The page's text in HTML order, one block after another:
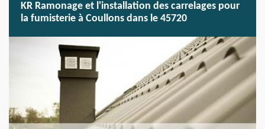
KR Ramonage et l'installation des carrelages pour
la fumisterie à Coullons dans le 45720